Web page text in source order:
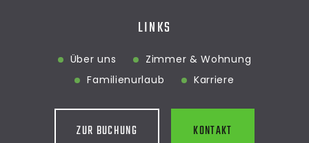
LINKS
Über uns
Zimmer & Wohnung
Familienurlaub
Karriere
ZUR BUCHUNG KONTAKT